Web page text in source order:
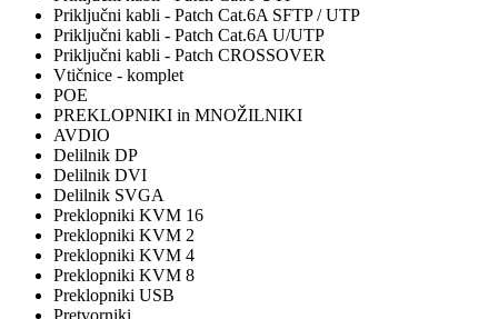
Priključni kabli - Patch Cat.6A SFTP / UTP
Priključni kabli - Patch Cat.6A U/UTP
Priključni kabli - Patch CROSSOVER
Vtičnice - komplet
POE
PREKLOPNIKI in MNOŽILNIKI
AVDIO
Delilnik DP
Delilnik DVI
Delilnik SVGA
Preklopniki KVM 16
Preklopniki KVM 2
Preklopniki KVM 4
Preklopniki KVM 8
Preklopniki USB
Pretvorniki